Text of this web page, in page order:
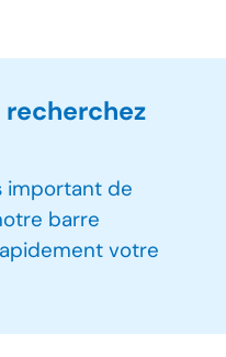
recherchez
important de
barre
votre